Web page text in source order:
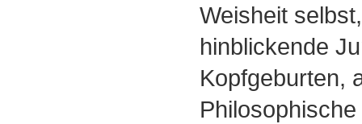
Weisheit
hinblickende
Kopfgeburten,